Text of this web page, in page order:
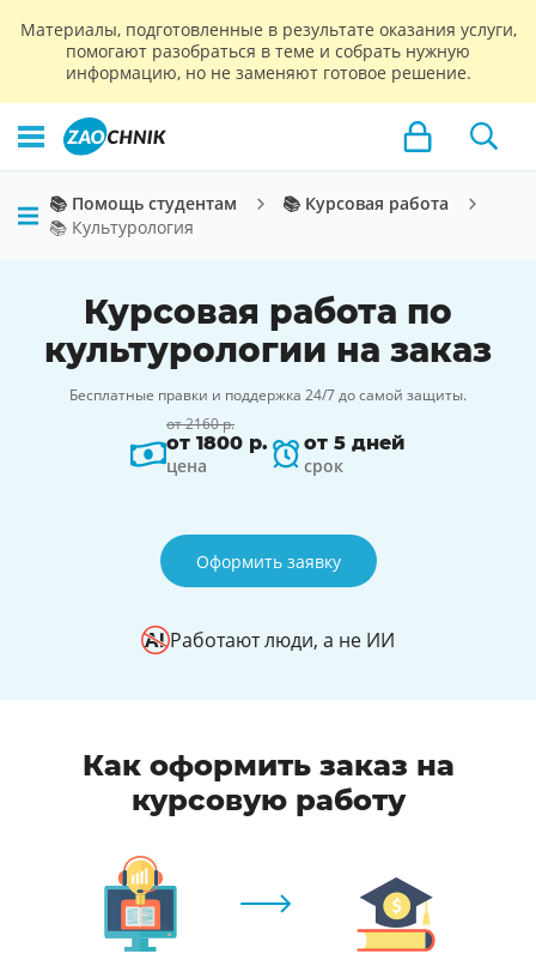
Материалы, подготовленные в результате оказания услуги,
помогают разобраться в теме и собрать нужную
информацию, но не заменяют готовое решение.
📚 Помощь студентам
📚 Курсовая работа
📚 Культурология
Курсовая работа по
культурологии на заказ
Бесплатные правки и поддержка 24/7 до самой защиты.
от 2160 р.
от 1800 р.
цена
от 5 дней
срок
Оформить заявку
Работают люди, а не ИИ
Как оформить заказ на
курсовую работу